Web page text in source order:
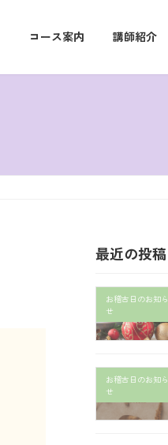
コース案内 講師紹介
最近の投稿
お稽古日のお知ら
せ
お稽古日のお知ら
せ